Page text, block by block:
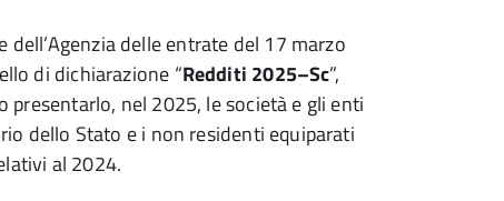
delle entrate del 17 marzo
di dichiarazione “Redditi 2025–Sc”,
nel 2025, le società e gli enti
dello Stato e i non residenti equiparati
al 2024.